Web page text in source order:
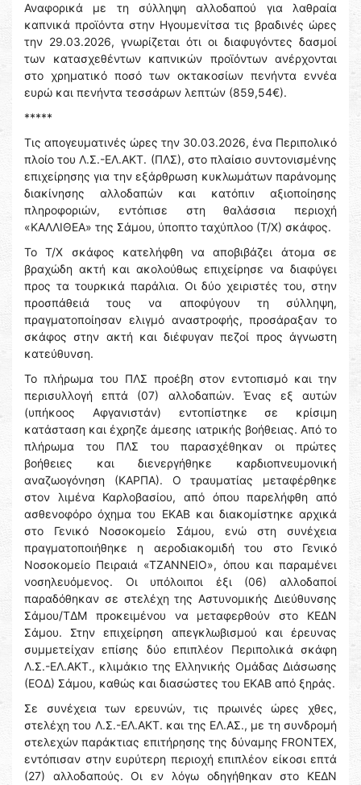
Αναφορικά με τη σύλληψη αλλοδαπού για λαθραία
καπνικά προϊόντα στην Ηγουμενίτσα τις βραδινές ώρες
την 29.03.2026, γνωρίζεται ότι οι διαφυγόντες δασμοί
των κατασχεθέντων καπνικών προϊόντων ανέρχονται
στο χρηματικό ποσό των οκτακοσίων πενήντα εννέα
ευρώ και πενήντα τεσσάρων λεπτών (859,54€).
*****
Τις απογευματινές ώρες την 30.03.2026, ένα Περιπολικό
πλοίο του Λ.Σ.-ΕΛ.ΑΚΤ. (ΠΛΣ), στο πλαίσιο συντονισμένης
επιχείρησης για την εξάρθρωση κυκλωμάτων παράνομης
διακίνησης αλλοδαπών και κατόπιν αξιοποίησης
πληροφοριών, εντόπισε στη θαλάσσια περιοχή
«ΚΑΛΛΙΘΕΑ» της Σάμου, ύποπτο ταχύπλοο (Τ/Χ) σκάφος.
Το Τ/Χ σκάφος κατελήφθη να αποβιβάζει άτομα σε
βραχώδη ακτή και ακολούθως επιχείρησε να διαφύγει
προς τα τουρκικά παράλια. Οι δύο χειριστές του, στην
προσπάθειά τους να αποφύγουν τη σύλληψη,
πραγματοποίησαν ελιγμό αναστροφής, προσάραξαν το
σκάφος στην ακτή και διέφυγαν πεζοί προς άγνωστη
κατεύθυνση.
Το πλήρωμα του ΠΛΣ προέβη στον εντοπισμό και την
περισυλλογή επτά (07) αλλοδαπών. Ένας εξ αυτών
(υπήκοος Αφγανιστάν) εντοπίστηκε σε κρίσιμη
κατάσταση και έχρηζε άμεσης ιατρικής βοήθειας. Από το
πλήρωμα του ΠΛΣ του παρασχέθηκαν οι πρώτες
βοήθειες και διενεργήθηκε καρδιοπνευμονική
αναζωογόνηση (ΚΑΡΠΑ). Ο τραυματίας μεταφέρθηκε
στον λιμένα Καρλοβασίου, από όπου παρελήφθη από
ασθενοφόρο όχημα του ΕΚΑΒ και διακομίστηκε αρχικά
στο Γενικό Νοσοκομείο Σάμου, ενώ στη συνέχεια
πραγματοποιήθηκε η αεροδιακομιδή του στο Γενικό
Νοσοκομείο Πειραιά «ΤΖΑΝΝΕΙΟ», όπου και παραμένει
νοσηλευόμενος. Οι υπόλοιποι έξι (06) αλλοδαποί
παραδόθηκαν σε στελέχη της Αστυνομικής Διεύθυνσης
Σάμου/ΤΔΜ προκειμένου να μεταφερθούν στο ΚΕΔΝ
Σάμου. Στην επιχείρηση απεγκλωβισμού και έρευνας
συμμετείχαν επίσης δύο επιπλέον Περιπολικά σκάφη
Λ.Σ.-ΕΛ.ΑΚΤ., κλιμάκιο της Ελληνικής Ομάδας Διάσωσης
(ΕΟΔ) Σάμου, καθώς και διασώστες του ΕΚΑΒ από ξηράς.
Σε συνέχεια των ερευνών, τις πρωινές ώρες χθες,
στελέχη του Λ.Σ.-ΕΛ.ΑΚΤ. και της ΕΛ.ΑΣ., με τη συνδρομή
στελεχών παράκτιας επιτήρησης της δύναμης FRONTEX,
εντόπισαν στην ευρύτερη περιοχή επιπλέον είκοσι επτά
(27) αλλοδαπούς. Οι εν λόγω οδηγήθηκαν στο ΚΕΔΝ